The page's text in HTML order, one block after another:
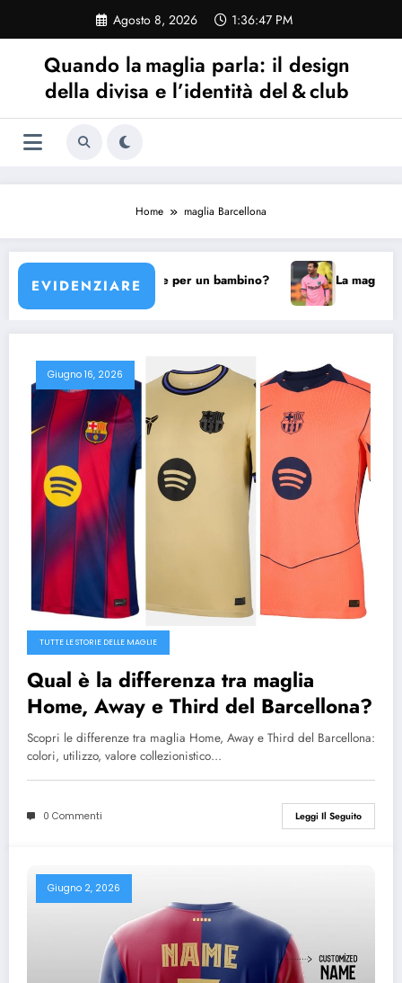
contenuto
Agosto 8, 2026 1:36:47 PM
Quando la maglia parla: il design
della divisa e l’identità del & club
Home maglia Barcellona
EVIDENZIARE
scegliere per un bambino? La maglia
Giugno 16, 2026
TUTTE LE STORIE DELLE MAGLIE
Qual è la differenza tra maglia
Home, Away e Third del Barcellona?
Scopri le differenze tra maglia Home, Away e Third del Barcellona:
colori, utilizzo, valore collezionistico…
0 Commenti Leggi Il Seguito
Giugno 2, 2026